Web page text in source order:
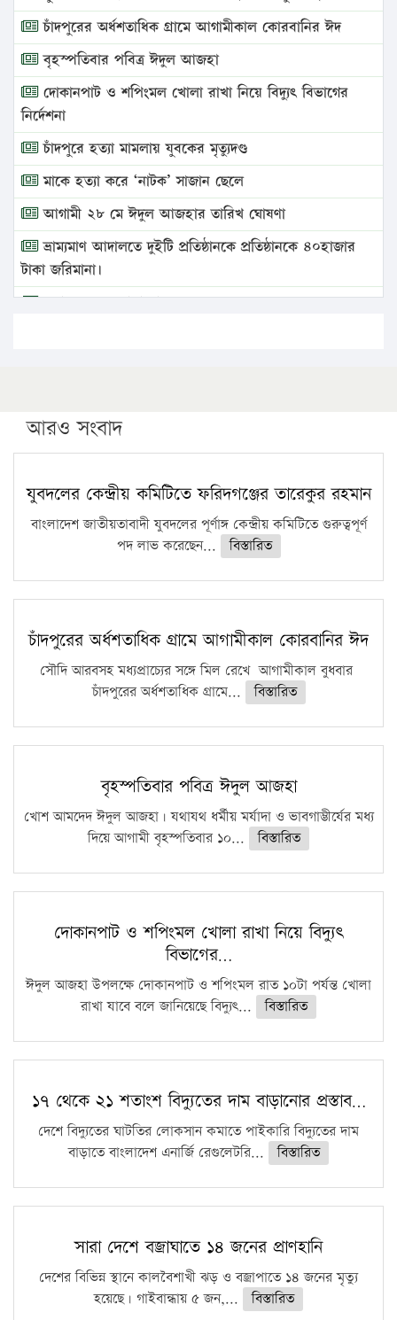
চাঁদপুরের অর্ধশতাধিক গ্রামে আগামীকাল কোরবানির ঈদ
বৃহস্পতিবার পবিত্র ঈদুল আজহা
দোকানপাট ও শপিংমল খোলা রাখা নিয়ে বিদ্যুৎ বিভাগের
নির্দেশনা
চাঁদপুরে হত্যা মামলায় যুবকের মৃত্যুদণ্ড
মাকে হত্যা করে ‘নাটক’ সাজান ছেলে
আগামী ২৮ মে ঈদুল আজহার তারিখ ঘোষণা
ভ্রাম্যমাণ আদালতে দুইটি প্রতিষ্ঠানকে প্রতিষ্ঠানকে ৪০হাজার
টাকা জরিমানা।
এবার লঞ্চের ভাড়া বাড়ল
পিএইচডি করছেন কুয়েটের কৃতি…
সারা দেশে বজ্রাঘাতে ১৪ জনের প্রাণহানি
কঠোর হচ্ছে এসএসসি ও এইচএসসি পরীক্ষা
ফরিদগঞ্জে আগুনে পুড়লো ৬ ব্যবসা প্রতিষ্ঠান
আরও সংবাদ
যুবদলের কেন্দ্রীয় কমিটিতে ফরিদগঞ্জের তারেকুর রহমান
বাংলাদেশ জাতীয়তাবাদী যুবদলের পূর্ণাঙ্গ কেন্দ্রীয় কমিটিতে গুরুত্বপূর্ণ
পদ লাভ করেছেন...
বিস্তারিত
চাঁদপুরের অর্ধশতাধিক গ্রামে আগামীকাল কোরবানির ঈদ
সৌদি আরবসহ মধ্যপ্রাচ্যের সঙ্গে মিল রেখে আগামীকাল বুধবার
চাঁদপুরের অর্ধশতাধিক গ্রামে...
বিস্তারিত
বৃহস্পতিবার পবিত্র ঈদুল আজহা
খোশ আমদেদ ঈদুল আজহা। যথাযথ ধর্মীয় মর্যাদা ও ভাবগাম্ভীর্যের মধ্য
দিয়ে আগামী বৃহস্পতিবার ১০...
বিস্তারিত
দোকানপাট ও শপিংমল খোলা রাখা নিয়ে বিদ্যুৎ
বিভাগের…
ঈদুল আজহা উপলক্ষে দোকানপাট ও শপিংমল রাত ১০টা পর্যন্ত খোলা
রাখা যাবে বলে জানিয়েছে বিদ্যুৎ...
বিস্তারিত
১৭ থেকে ২১ শতাংশ বিদ্যুতের দাম বাড়ানোর প্রস্তাব…
দেশে বিদ্যুতের ঘাটতির লোকসান কমাতে পাইকারি বিদ্যুতের দাম
বাড়াতে বাংলাদেশ এনার্জি রেগুলেটরি...
বিস্তারিত
সারা দেশে বজ্রাঘাতে ১৪ জনের প্রাণহানি
দেশের বিভিন্ন স্থানে কালবৈশাখী ঝড় ও বজ্রাপাতে ১৪ জনের মৃত্যু
হয়েছে। গাইবান্ধায় ৫ জন,...
বিস্তারিত